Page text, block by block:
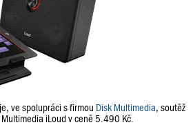
ve spolupráci s firmou Disk Multimedia, soutěž
iLoud v ceně 5.490 Kč.